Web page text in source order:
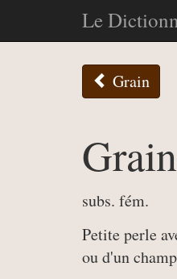
Le
Grain
subs. fém.
Petite perle
ou d'un